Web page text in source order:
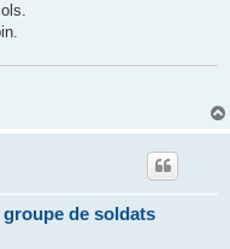
groupe de soldats